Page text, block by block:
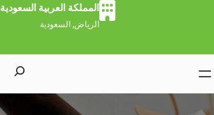
المملكة العربية السعودية
الرياض, السعودية